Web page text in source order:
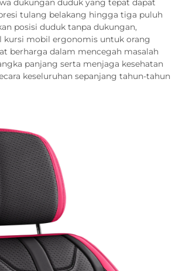
dukungan duduk yang tepat dapat
tulang belakang hingga tiga puluh
posisi duduk tanpa dukungan,
kursi mobil ergonomis untuk orang
berharga dalam mencegah masalah
panjang serta menjaga kesehatan
keseluruhan sepanjang tahun-tahun